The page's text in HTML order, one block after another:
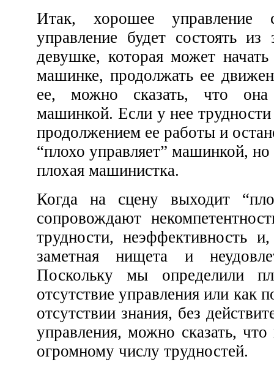
Итак, хорошее управление существует. Хорошее
управление будет состоять из знания и точности. О
девушке, которая может начать работать на пишущей
машинке, продолжать ее движение и затем остановить
ее, можно сказать, что она управляет пишущей
машинкой. Если у нее трудности с запуском машинки, с
продолжением ее работы и остановкой ее, она не только
“плохо управляет” машинкой, но и, скорее всего, просто
плохая машинистка.
Когда на сцену выходит “плохое управление”, его
сопровождают некомпетентность, несчастные случаи,
трудности, неэффективность и, что не менее важно,
заметная нищета и неудовлетворенность жизнью.
Поскольку мы определили плохое управление как
отсутствие управления или как попытку управления при
отсутствии знания, без действительного
управления, можно сказать, что нечеткость приводит к
огромному числу трудностей.